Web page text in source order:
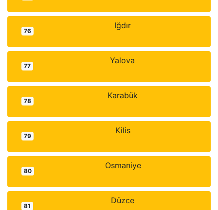
76
Iğdır
77
Yalova
78
Karabük
79
Kilis
80
Osmaniye
81
Düzce